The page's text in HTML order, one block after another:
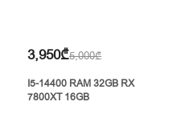
3,950₾5,000₾
I5-14400 RAM 32GB RX
7800XT 16GB